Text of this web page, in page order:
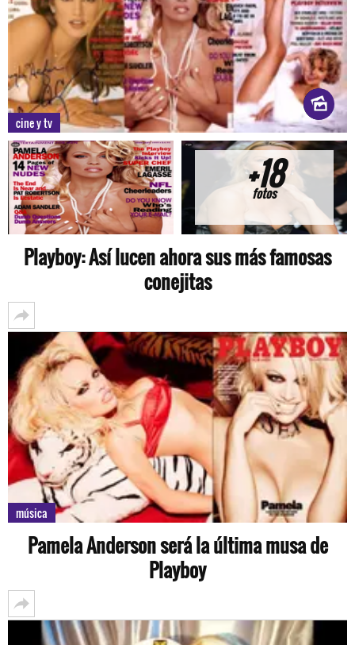
cine y tv
+18
fotos
Playboy: Así lucen ahora sus más famosas
conejitas
música
Pamela Anderson será la última musa de
Playboy